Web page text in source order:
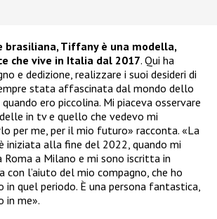
brasiliana, Tiffany è una modella,
che vive in Italia dal 2017. Qui ha
e dedizione, realizzare i suoi desideri di
stata affascinata dal mondo dello
ero piccolina. Mi piaceva osservare
in tv e quello che vedevo mi
per me, per il mio futuro» racconta. «La
iniziata alla fine del 2022, quando mi
a Milano e mi sono iscritta in
con l’aiuto del mio compagno, che ho
in quel periodo. È una persona fantastica,
in me».